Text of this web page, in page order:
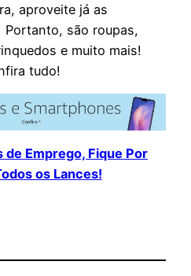
aproveite já as
Portanto, são roupas,
e muito mais!
tudo!
de Emprego, Fique Por
os Lances!